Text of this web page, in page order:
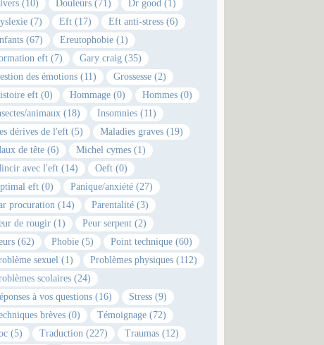
(10)
Douleurs (71)
Dr good (1)
(7)
Eft (17)
Eft anti-stress (6)
(67)
Ereutophobie (1)
eft (7)
Gary craig (35)
des émotions (11)
Grossesse (2)
eft (0)
Hommage (0)
Hommes (0)
animaux (18)
Insomnies (11)
dérives de l'eft (5)
Maladies graves (19)
de tête (6)
Michel cymes (1)
avec l'eft (14)
Oeft (0)
eft (0)
Panique/anxiété (27)
procuration (14)
Parentalité (3)
de rougir (1)
Peur serpent (2)
(62)
Phobie (5)
Point technique (60)
sexuel (1)
Problèmes physiques (112)
scolaires (24)
à vos questions (16)
Stress (9)
brèves (0)
Témoignage (72)
(5)
Traduction (227)
Traumas (12)